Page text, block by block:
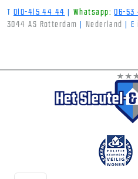
010-415 44 44 Whatsapp: 06-53
3044 AS Rotterdam
Nederland E